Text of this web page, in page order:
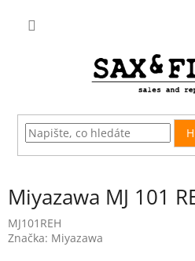
Miyazawa MJ 101
MJ101REH
Značka: Miyazawa